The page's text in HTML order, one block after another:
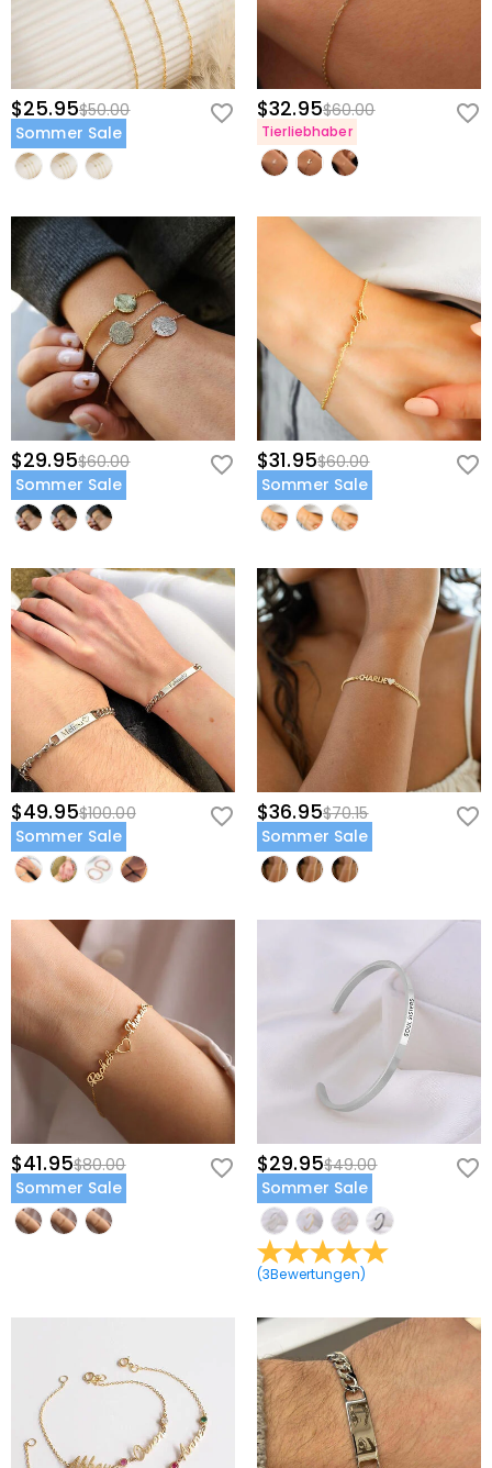
$25.95$50.00
Sommer Sale
$32.95$60.00
Tierliebhaber
$29.95$60.00
Sommer Sale
$31.95$60.00
Sommer Sale
$49.95$100.00
Sommer Sale
$36.95$70.15
Sommer Sale
$41.95$80.00
Sommer Sale
$29.95$49.00
Sommer Sale
(3Bewertungen)